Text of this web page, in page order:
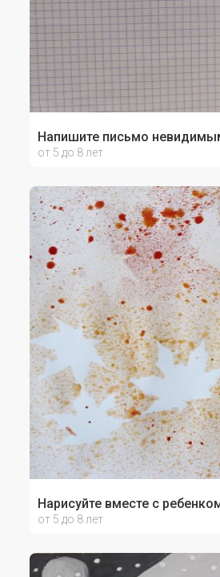
Напишите письмо
от 5 до 8 лет
Нарисуйте вместе с
от 5 до 8 лет